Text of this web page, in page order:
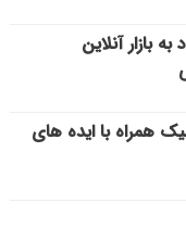
بازار آنلاین
همراه با ایده های